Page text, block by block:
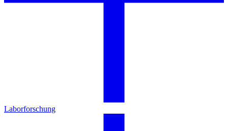
Laborforschung